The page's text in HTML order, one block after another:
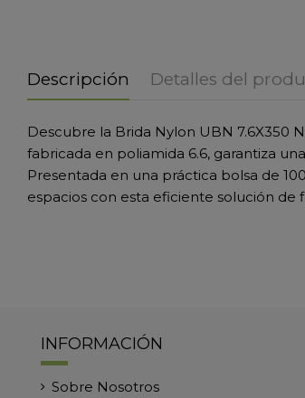
Descripción Detalles del
Descubre la Brida Nylon UBN 7.6X350
fabricada en poliamida 6.6, garantiza
Presentada en una práctica bolsa de
espacios con esta eficiente solución de
INFORMACIÓN
Sobre Nosotros